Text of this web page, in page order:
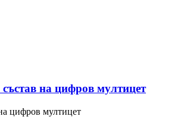
на цифров мултицет
цифров мултицет